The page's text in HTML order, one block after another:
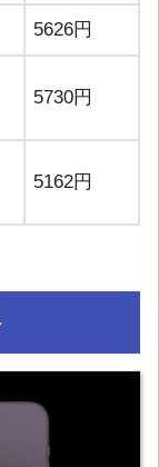
5626円
5730円
5162円